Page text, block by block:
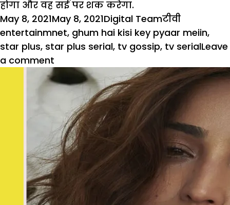
होगा और वह सई पर शक करेगा.
Posted
on
May 8, 2021May 8, 2021Author
Digital TeamCategories
टीवीTags
entertainmnet, ghum hai kisi key pyaar meiin,
star plus, star plus serial, tv gossip, tv serialLeave
a comment
Ghum
Hai
KisiKey
Pyaar
Meiin:
पाखी
की
चाल
होगी
कामयाब,